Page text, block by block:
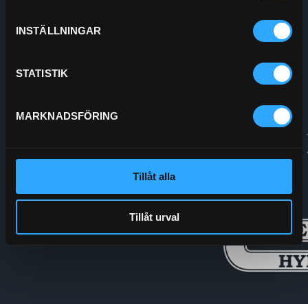
INSTÄLLNINGAR
STATISTIK
MARKNADSFÖRING
Tillåt alla
Tillåt urval
Adress: Box 70